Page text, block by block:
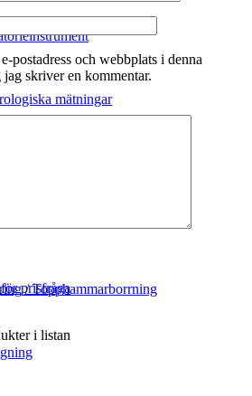
mätningar
/ Topphammarborrning
postadress och webbplats i denna
skriver en kommentar.
prisfråga
i listan